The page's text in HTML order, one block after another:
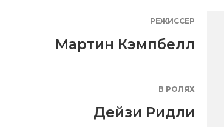
РЕЖИССЕР
Мартин Кэмпбелл
В РОЛЯХ
Дейзи Ридли